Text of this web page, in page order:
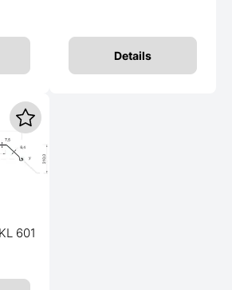
Details
601